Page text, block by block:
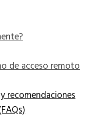
de acceso remoto
recomendaciones